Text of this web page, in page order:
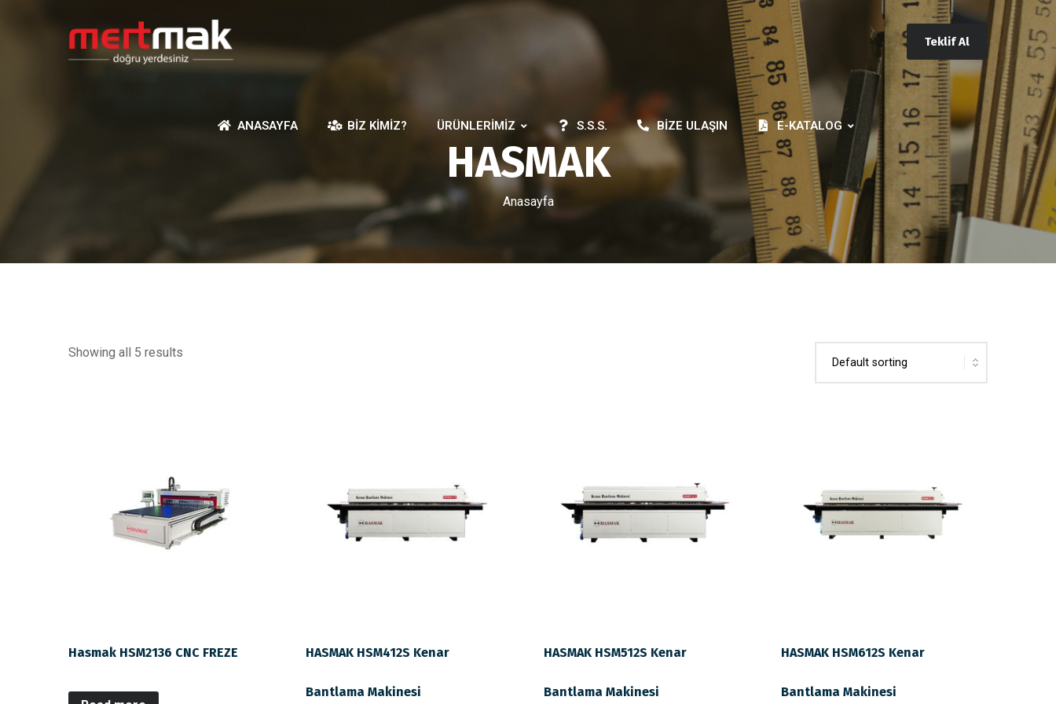
Teklif Al
ANASAYFA BIZ KIMIZ? ÜRÜNLERIMIZ S.S.S. BIZE ULAŞIN E-KATALOG
HASMAK
Anasayfa
Showing all 5 results
Hasmak HSM2136 CNC FREZE HASMAK HSM412S Kenar
Bantlama Makinesi
HASMAK HSM512S Kenar
Bantlama Makinesi
HASMAK HSM612S Kenar
Bantlama Makinesi